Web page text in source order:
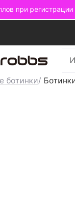
при регистрации
ботинки/